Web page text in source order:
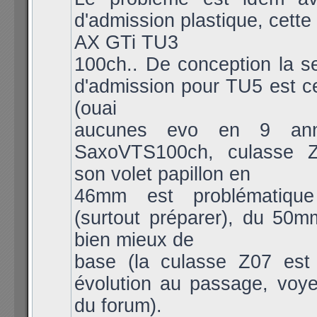
d'admission plastique,
AX GTi TU3
100ch.. De conception la
d'admission pour TU5 est
(ouai
aucunes evo en 9
SaxoVTS100ch, culasse
son volet papillon en
46mm est
(surtout préparer), du
bien mieux de
base (la culasse Z07 est
évolution au passage,
du forum).